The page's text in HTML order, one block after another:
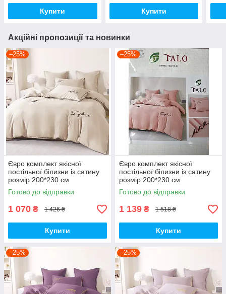
Купити Купити
Акційні пропозиції та новинки
–25%
Євро комплект якісної
постільної білизни із сатину
розмір 200*230 см
Готово до відправки
1 070 ₴ 1 426 ₴
Купити
–25%
Євро комплект якісної
постільної білизни із сатину
розмір 200*230 см
Готово до відправки
1 139 ₴ 1 518 ₴
Купити
–25% –25%